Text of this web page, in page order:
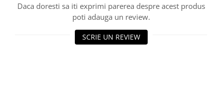
Daca doresti sa iti exprimi parerea despre acest produs
poti adauga un review.
SCRIE UN REVIEW